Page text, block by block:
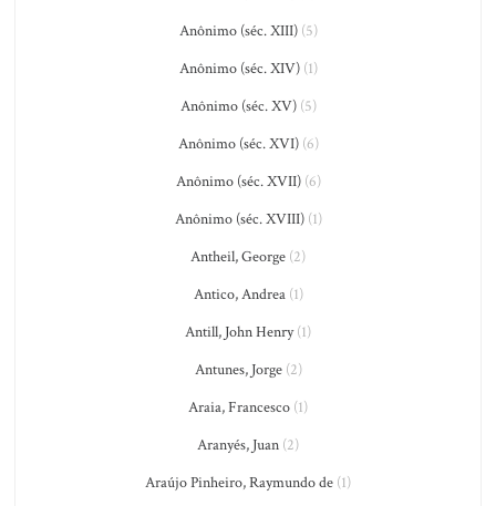
Anônimo (séc. XIII)(5)
Anônimo (séc. XIV)(1)
Anônimo (séc. XV)(5)
Anônimo (séc. XVI)(6)
Anônimo (séc. XVII)(6)
Anônimo (séc. XVIII)(1)
Antheil, George (2)
Antico, Andrea(1)
Antill, John Henry(1)
Antunes, Jorge(2)
Araia, Francesco (1)
Aranyés, Juan (2)
Araújo Pinheiro, Raymundo de (1)